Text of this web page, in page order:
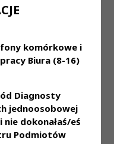
komórkowe i
Biura (8-16)
Diagnosty
jednoosobowej
nie dokonałaś/eś
Podmiotów
6.08.2026